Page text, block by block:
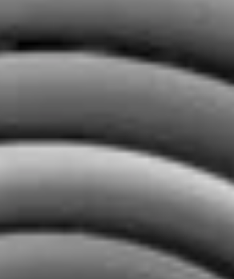
które ochronią Twój dom przed
włamaniami.